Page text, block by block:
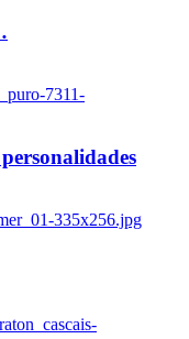
7311-
335x256.jpg